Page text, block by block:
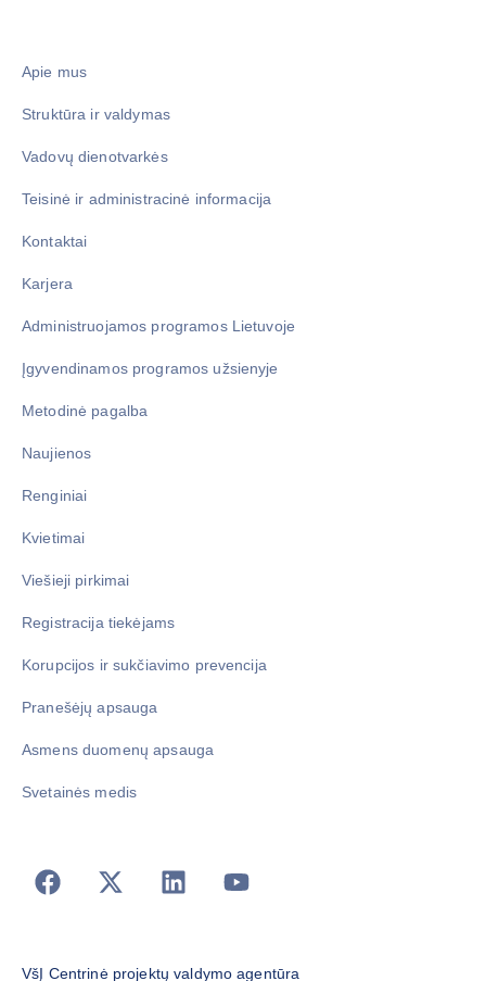
Apie mus
Struktūra ir valdymas
Vadovų dienotvarkės
Teisinė ir administracinė informacija
Kontaktai
Karjera
Administruojamos programos Lietuvoje
Įgyvendinamos programos užsienyje
Metodinė pagalba
Naujienos
Renginiai
Kvietimai
Viešieji pirkimai
Registracija tiekėjams
Korupcijos ir sukčiavimo prevencija
Pranešėjų apsauga
Asmens duomenų apsauga
Svetainės medis
VšĮ Centrinė projektų valdymo agentūra